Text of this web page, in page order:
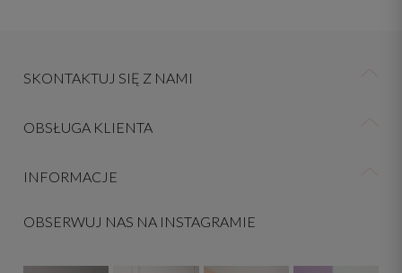
SKONTAKTUJ SIĘ Z NAMI
OBSŁUGA KLIENTA
INFORMACJE
OBSERWUJ NAS NA INSTAGRAMIE